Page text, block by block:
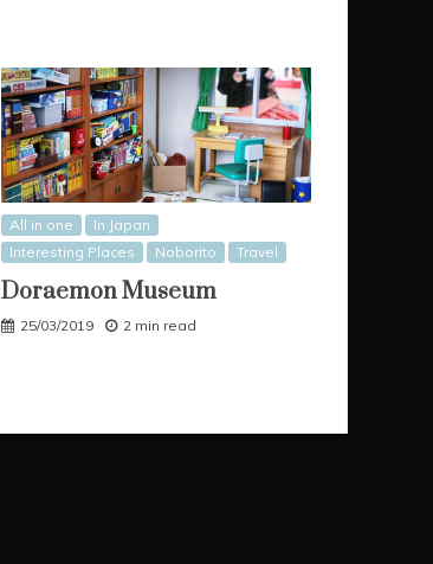
All in one
In Japan
Interesting Places
Noborito Travel
Doraemon Museum
25/03/2019 2 min read